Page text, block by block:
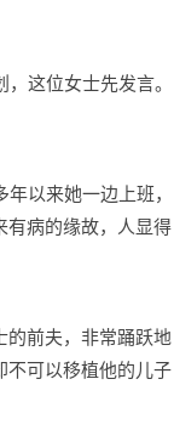
这位女士先发言。
以来她一边上班，
有病的缘故，人显得
的前夫，非常踊跃地
不可以移植他的儿子